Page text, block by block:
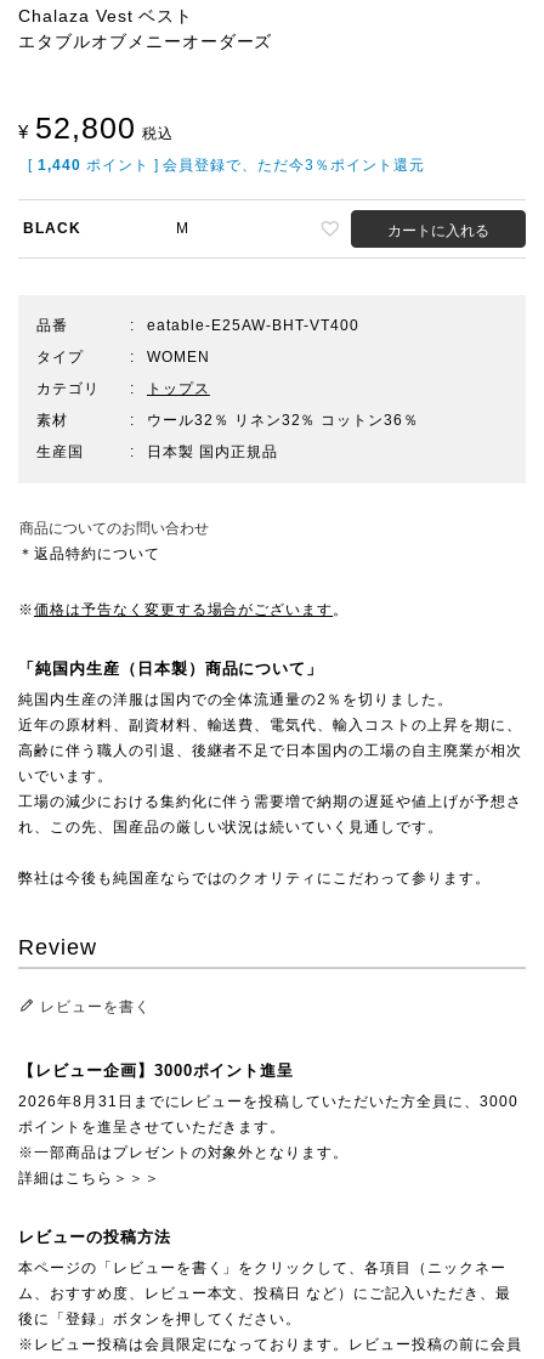
Chalaza Vest ベスト
エタブルオブメニーオーダーズ
¥ 52,800 税込
[ 1,440 ポイント ] 会員登録で、ただ今3％ポイント還元
BLACK M カートに入れる
品番
eatable-E25AW-BHT-VT400
タイプ
WOMEN
カテゴリ
トップス
素材
ウール32％ リネン32％ コットン36％
生産国
日本製 国内正規品
商品についてのお問い合わせ
＊返品特約について
※価格は予告なく変更する場合がございます。
「純国内生産（日本製）商品について」
純国内生産の洋服は国内での全体流通量の2％を切りました。
近年の原材料、副資材料、輸送費、電気代、輸入コストの上昇を期に、
高齢に伴う職人の引退、後継者不足で日本国内の工場の自主廃業が相次
いでいます。
工場の減少における集約化に伴う需要増で納期の遅延や値上げが予想さ
れ、この先、国産品の厳しい状況は続いていく見通しです。
弊社は今後も純国産ならではのクオリティにこだわって参ります。
Review
レビューを書く
【レビュー企画】3000ポイント進呈
2026年8月31日までにレビューを投稿していただいた方全員に、3000
ポイントを進呈させていただきます。
※一部商品はプレゼントの対象外となります。
詳細はこちら＞＞＞
レビューの投稿方法
本ページの「レビューを書く」をクリックして、各項目（ニックネー
ム、おすすめ度、レビュー本文、投稿日 など）にご記入いただき、最
後に「登録」ボタンを押してください。
※レビュー投稿は会員限定になっております。レビュー投稿の前に会員